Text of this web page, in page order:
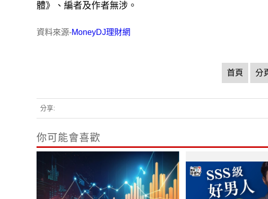
體》、編者及作者無涉。
資料來源-MoneyDJ理財網
首頁 分
分享:
你可能會喜歡